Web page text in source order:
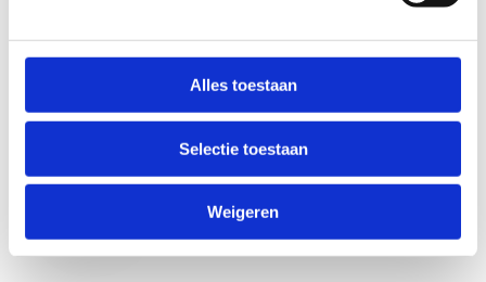
Alles toestaan
Selectie toestaan
Weigeren
Anti-Robot Verification
Click to start verification
Verzend